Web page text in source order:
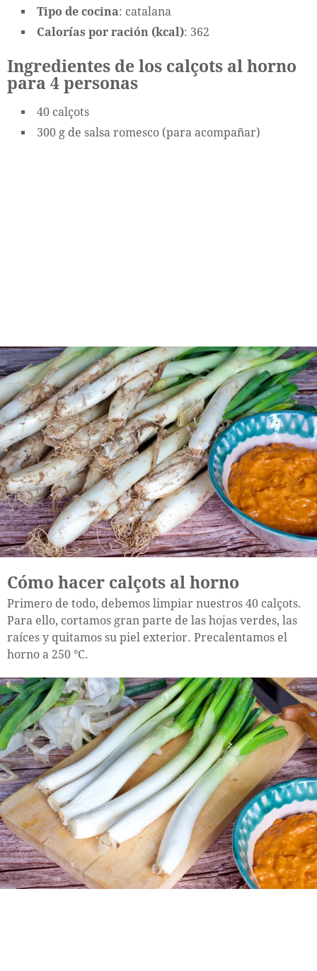
Tipo de cocina: catalana
Calorías por ración (kcal): 362
Ingredientes de los calçots al horno
para 4 personas
40 calçots
300 g de salsa romesco (para acompañar)
Cómo hacer calçots al horno
Primero de todo, debemos limpiar nuestros 40 calçots.
Para ello, cortamos gran parte de las hojas verdes, las
raíces y quitamos su piel exterior. Precalentamos el
horno a 250 °C.